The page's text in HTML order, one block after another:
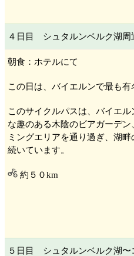
４日目 シュタルンベルク湖 周
朝食：ホテルにて
この日は、バイエルンで最も有
このサイクルパスは、バイエ
な趣のある木陰のビアガーデ
ミングエリアを通り過ぎ、湖
続いています。
約５０km
５日目 シュタルンベルク湖〜